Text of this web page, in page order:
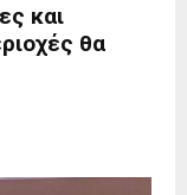
και
θα